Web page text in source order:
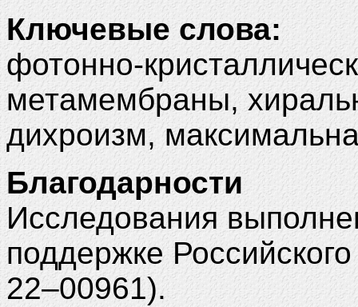
Ключевые слова:
фотонно-
метамембраны,
дихроизм,
Благодарности
Исследования
поддержке
22–00961).